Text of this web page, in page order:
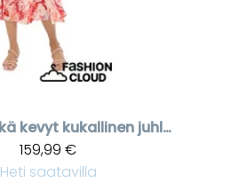
Pitkä kevyt kukallinen juhlamekko
159,99 €
Heti saatavilla